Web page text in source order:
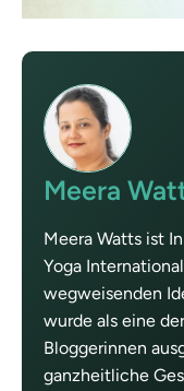
Meera
Meera Watts ist
Yoga
wegweisenden
wurde als eine
Bloggerinnen
ganzheitliche